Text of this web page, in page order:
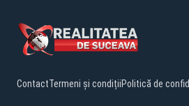
ContactTermeni și condițiiPolitică de